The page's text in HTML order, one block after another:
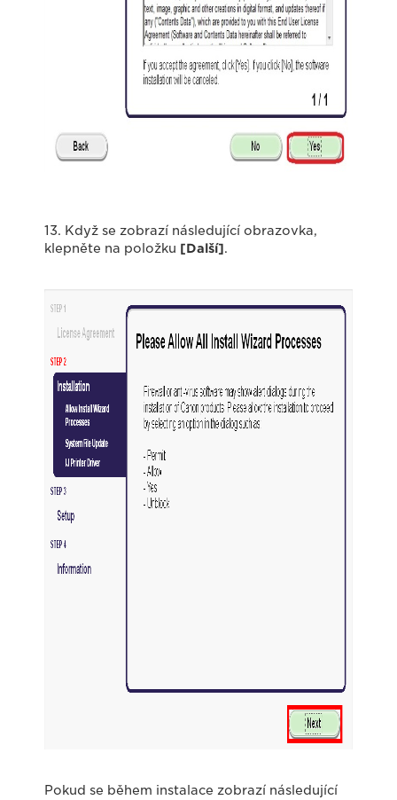
13. Když se zobrazí následující obrazovka,
klepněte na položku [Další].
Pokud se během instalace zobrazí následující